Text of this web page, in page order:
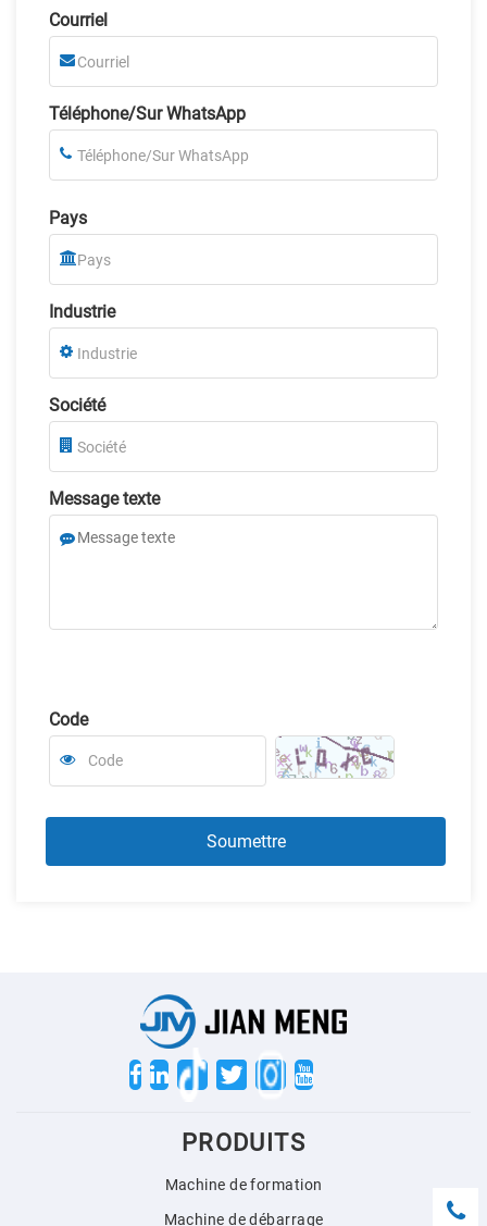
Courriel
Téléphone/Sur WhatsApp
Pays
Industrie
Société
Message texte
Code
Twitter
PRODUITS
Machine de formation
Machine de débarrage